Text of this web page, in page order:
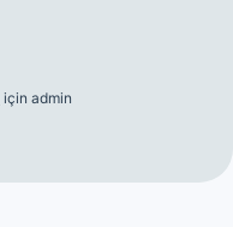
için admin